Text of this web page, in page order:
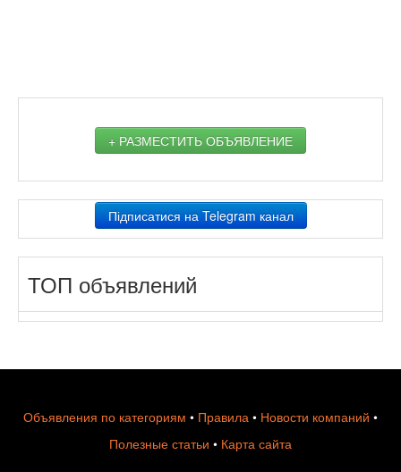
+ РАЗМЕСТИТЬ ОБЪЯВЛЕНИЕ
Підписатися на Telegram канал
ТОП объявлений
Объявления по категориям • Правила • Новости компаний •
Полезные статьи • Карта сайта